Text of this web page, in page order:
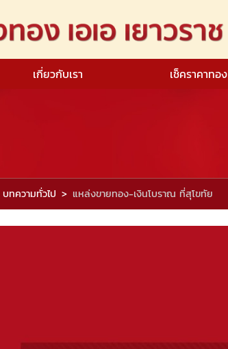
เกี่ยวกับเรา เช็คราคาทอง
บทความทั่วไป แหล่งขายทอง-เงินโบราณ ที่สุโขทัย